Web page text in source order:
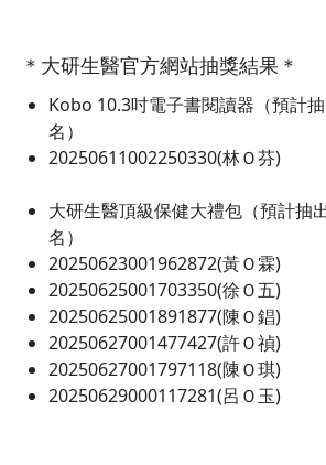
＊大研生醫官方網站抽獎結果＊
Kobo 10.3吋電子書閱讀器（預計
名）
20250611002250330(林Ｏ芬)
大研生醫頂級保健大禮包（預計抽
名）
20250623001962872(黃Ｏ霖)
20250625001703350(徐Ｏ五)
20250625001891877(陳Ｏ錩)
20250627001477427(許Ｏ禎)
20250627001797118(陳Ｏ琪)
20250629000117281(呂Ｏ玉)